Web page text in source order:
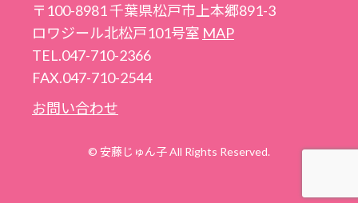
〒100-8981 千葉県松戸市上本郷891-3
ロワジール北松戸101号室 MAP
TEL.047-710-2366
FAX.047-710-2544
お問い合わせ
© 安藤じゅん子 All Rights Reserved.